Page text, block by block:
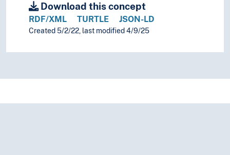
Download this concept
RDF/XML TURTLE JSON-LD
Created 5/2/22, last modified 4/9/25